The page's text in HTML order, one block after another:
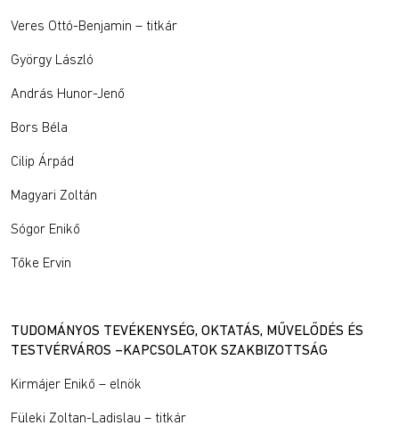
Veres Ottó-Benjamin – titkár
György László
András Hunor-Jenő
Bors Béla
Cilip Árpád
Magyari Zoltán
Sógor Enikő
Tőke Ervin
TUDOMÁNYOS TEVÉKENYSÉG, OKTATÁS, MŰVELŐDÉS ÉS
TESTVÉRVÁROS –KAPCSOLATOK SZAKBIZOTTSÁG
Kirmájer Enikő – elnök
Füleki Zoltan-Ladislau – titkár